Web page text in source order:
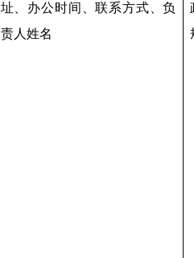
址、办公时间、联系方式、负
责人姓名